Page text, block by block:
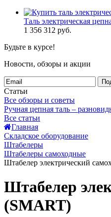
Таль электрическая
1 356 312 руб.
Будьте в курсе!
Новости, обзоры и акции
Статьи
Все обзоры и советы
Ручная цепная таль –
Все статьи
Главная
Складское оборудование
Штабелеры
Штабелеры самоходные
Штабелер электрический
Штабелер
(SMART)